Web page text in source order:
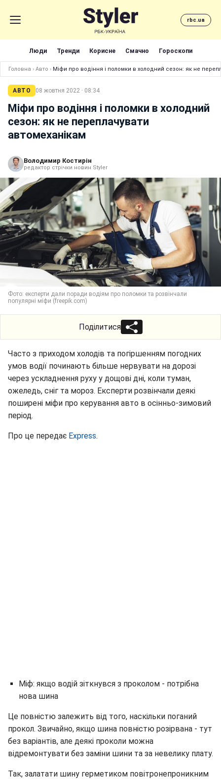
rbc.ua
Люди Тренди Корисне Смачно Гороскопи
Головна › Авто › Міфи про водіння і поломки в холодний сезон: як не
АВТО 08 жовтня 2022 · 08:34
Міфи про водіння і поломки в холодний
сезон: як не переплачувати
автомеханікам
Володимир Костирін
редактор стрічки новин Styler
Фото: експерти дали поради водіям про поломки та розвінчали
популярні міфи (freepik.com)
Поділитися
Часто з приходом холодів та погіршенням погодних
умов водії починають більше нервувати на дорозі
через ускладнення руху у дощові дні, коли туман,
ожеледь, сніг та мороз. Експерти розвінчали деякі
поширені міфи про керування авто в осінньо-зимовий
період.
Про це передає Express.
Міф: якщо водій зіткнувся з проколом - потрібна
нова шина
Це повністю залежить від того, наскільки поганий
прокол. Звичайно, якщо шина повністю розірвана - тут
без варіантів, але деякі проколи можна
відремонтувати без заміни шини та за невелику плату.
Так, залатати шину герметиком повітронепроникним